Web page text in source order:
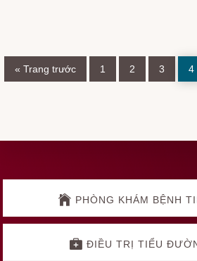
« Chuyển
đến
Trang trước Trang
1 Trang
2 Trang
3 4
Explore
PHÒNG KHÁM BỆNH
ĐIỀU TRỊ TIỂU